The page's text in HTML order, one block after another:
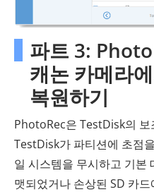
파트 3:
캐논 카메라
복원하기
PhotoRec은 TestDisk의
TestDisk가 파티션에 초점
일 시스템을 무시하고 기본
맷되었거나 손상된 SD 카